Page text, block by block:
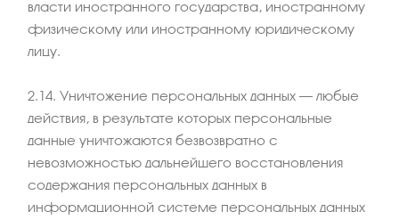
власти иностранного государства, иностранному
физическому или иностранному юридическому
лицу.
2.14. Уничтожение персональных данных – любые
действия, в результате которых персональные
данные уничтожаются безвозвратно с
невозможностью дальнейшего восстановления
содержания персональных данных в
информационной системе персональных данных